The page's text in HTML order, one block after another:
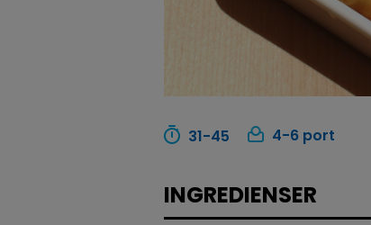
31-45 4-6 port
INGREDIENSER